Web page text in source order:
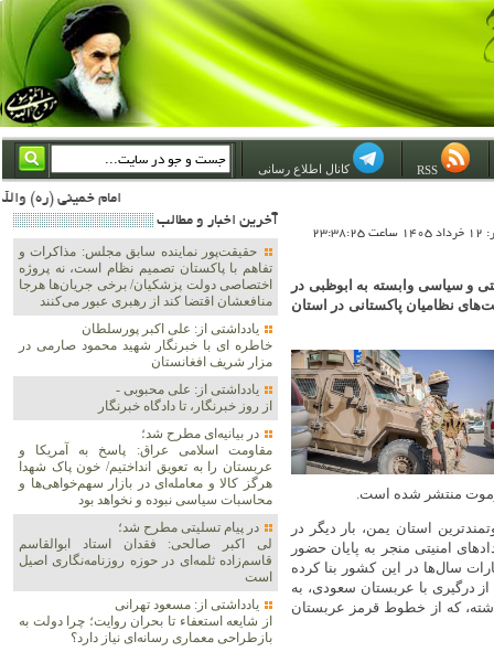
کانال اطلاع رسانی
امام خمینی (ره) والله اسلام تمامش سیاست است؛ ***** امام شهید: به گفتار امام و کردار امام اهتمام بورزید ***** امام خمینی(ره): ان شاء الله ما اندوه دلمان را در وقت مناسب با انتقام از امریکا و آل
و سیاسی وابسته به ابوظبی در
نظامیان پاکستانی در استان
منتشر شده است.
استان یمن، بار دیگر در
گرفته است. پس از آن که در اواخر دسامبر ۲۰۲۵ رویدادهای امنیتی منجر به پایان حضور
سال‌ها در این کشور بنا کرده
همزمان، «شورای انتقالی جنوب» در ۹ ژانویه ۲۰۲۶ پس از درگیری با عربستان سعودی، به
که از خطوط قرمز عربستان
آخرين اخبار و مطالب
حقیقت‌پور نماینده سابق مجلس: مذاکرات و
تفاهم با پاکستان تصمیم نظام است، نه پروژه
اختصاصی دولت پزشکیان/ برخی جریان‌ها هرجا
منافعشان اقتضا کند از رهبری عبور می‌کنند
یادداشتی از: علی اکبر پورسلطان
خاطره ای با خبرنگار شهید محمود صارمی در
مزار شریف افغانستان
یادداشتی از: علی محبوبی -
از روز خبرنگار، تا دادگاه خبرنگار
در بیانیه‌ای مطرح شد؛
مقاومت اسلامی عراق: پاسخ به آمریکا و
عربستان را به تعویق انداختیم/ خون پاک شهدا
هرگز کالا و معامله‌ای در بازار سهم‌خواهی‌ها و
محاسبات سیاسی نبوده و نخواهد بود
در پیام تسلیتی مطرح شد؛
لی اکبر صالحی: فقدان استاد ابوالقاسم
قاسم‌زاده ثلمه‌ای در حوزه روزنامه‌نگاری اصیل
است
یادداشتی از: مسعود تهرانی
از شایعه استعفاء تا بحران روایت؛ چرا دولت به
بازطراحی معماری رسانه‌ای نیاز دارد؟